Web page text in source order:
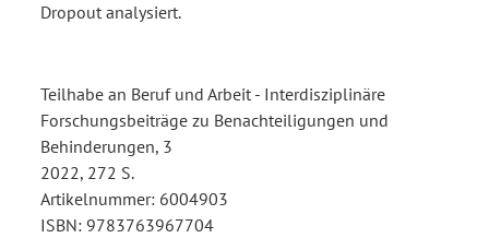
Dropout analysiert.
Teilhabe an Beruf und Arbeit - Interdisziplinäre
Forschungsbeiträge zu Benachteiligungen und
Behinderungen, 3
2022, 272 S.
Artikelnummer: 6004903
ISBN: 9783763967704